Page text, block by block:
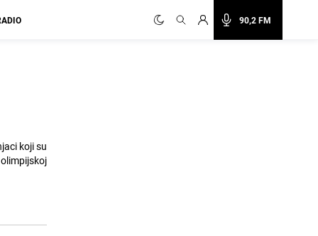
90,2 FM
koji su